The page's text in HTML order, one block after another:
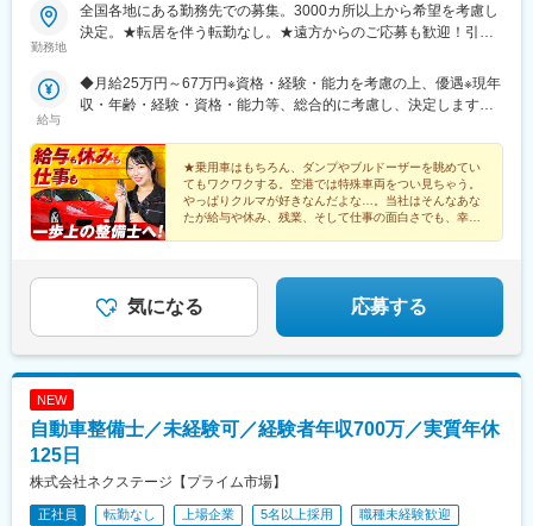
勤務地
全国各地にある勤務先での募集。3000カ所以上から希望を考慮し
決定。★転居を伴う転勤なし。★遠方からのご応募も歓迎！引越
る）。★請負先やお客様先での勤務となります。★会社説明会を
開催！会社や勤務先のことを知りたいという方はぜひご参加くだ
さい。詳細はHPをご覧ください。【北海道・東北】北海道、宮
玉、千葉、茨城、栃木、群馬、山梨【東海・北信越】愛知、岐
阜、静岡、三重、新潟、長野、富山、石川、福井【近畿】大阪、
兵庫、京都、奈良、滋賀、和歌山【中国・四国】広島、山口、岡
山、鳥取、島根、香川、徳島、愛媛、高知【九州・沖縄】福岡、
熊本、佐賀、大分、鹿児島、宮崎、長崎、沖縄
給与
◆月給25万円～67万円※資格・経験・能力を考慮の上、優遇※現年
収・年齢・経験・資格・能力等、総合的に考慮し、決定します。※
(同待遇/最長6ヵ月)※海外赴任手当や各種手当、残業代等はこれら
とは別途支給いたします。【年収例】年収470万円／メーカーリ
コール／35歳 経験3年／月給39万円年収650万円／メーカー海外
プロジェクト／40歳 経験5年／月給57万円年収450万円／メーカ
ー開発実験評価／27歳 経験2年／月給37万円年収510万円／国産
★乗用車はもちろん、ダンプやブルドーザーを眺めてい
てもワクワクする。空港では特殊車両をつい見ちゃう。
やっぱりクルマが好きなんだよな…。当社はそんなあな
たが給与や休み、残業、そして仕事の面白さでも、幸せ
気になる 応募する
NEW
自動車整備士／未経験可／経験者年収700万／実質年休
125日
株式会社ネクステージ【プライム市場】
正社員 転勤なし 上場企業 5名以上採用
職種未経験歓迎